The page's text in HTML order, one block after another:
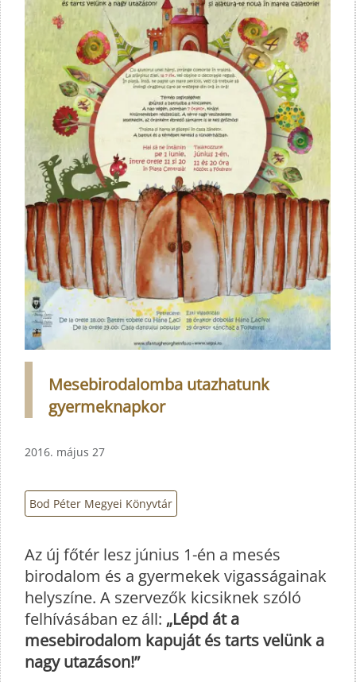
Mesebirodalomba utazhatunk
gyermeknapkor
2016. május 27
Bod Péter Megyei Könyvtár
Az új főtér lesz június 1-én a mesés
birodalom és a gyermekek vigasságainak
helyszíne. A szervezők kicsiknek szóló
felhívásában ez áll: „Lépd át a
mesebirodalom kapuját és tarts velünk a
nagy utazáson!”